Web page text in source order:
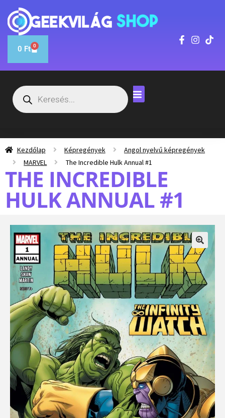
0 Ft 0
Kezdőlap Képregények
Angol nyelvű képregények
MARVEL
The Incredible Hulk Annual #1
THE INCREDIBLE
HULK ANNUAL #1